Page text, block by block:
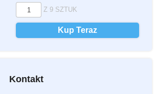
Z 9 SZTUK
Kup Teraz
Kontakt
Wiadomość